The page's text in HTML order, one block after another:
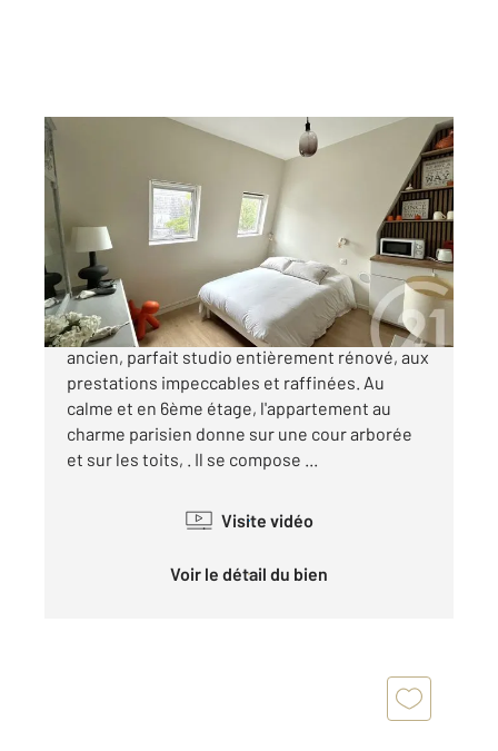
Appartement F1 à vendre
177 000 €
VILLAGE D'AUTEUIL. Dans un bel immeuble
ancien, parfait studio entièrement rénové, aux
prestations impeccables et raffinées. Au
calme et en 6ème étage, l'appartement au
charme parisien donne sur une cour arborée
et sur les toits, . Il se compose ...
Visite vidéo
Voir le détail du bien